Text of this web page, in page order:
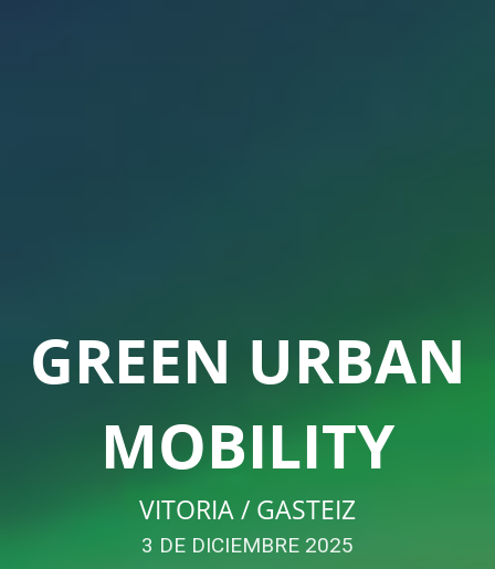
GREEN URBAN
MOBILITY
VITORIA / GASTEIZ
3 DE DICIEMBRE 2025